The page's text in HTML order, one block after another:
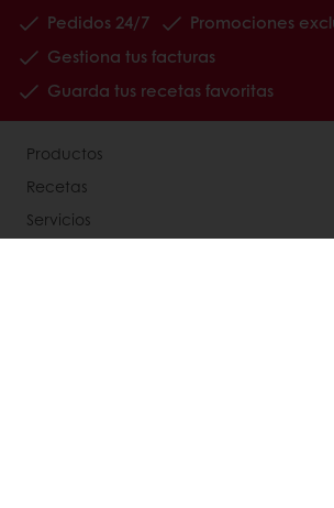
Pedidos 24/7
Promociones
Gestiona tus facturas
Guarda tus recetas favoritas
Productos
Recetas
Servicios